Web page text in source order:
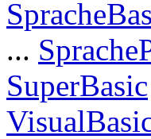
...
SuperBasic